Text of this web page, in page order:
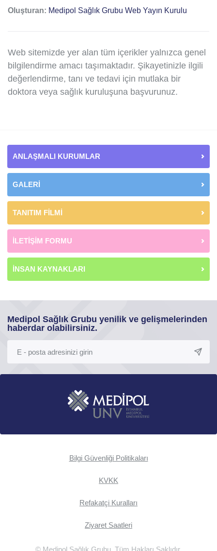
Oluşturan: Medipol Sağlık Grubu Web Yayın Kurulu
Web sitemizde yer alan tüm içerikler yalnızca genel
bilgilendirme amacı taşımaktadır. Şikayetinizle ilgili
değerlendirme, tanı ve tedavi için mutlaka bir
doktora veya sağlık kuruluşuna başvurunuz.
ANLAŞMALI KURUMLAR
GALERİ
TANITIM FİLMİ
İLETİŞİM FORMU
İNSAN KAYNAKLARI
Medipol Sağlık Grubu yenilik ve gelişmelerinden
haberdar olabilirsiniz.
Bilgi Güvenliği Politikaları
KVKK
Refakatçi Kuralları
Ziyaret Saatleri